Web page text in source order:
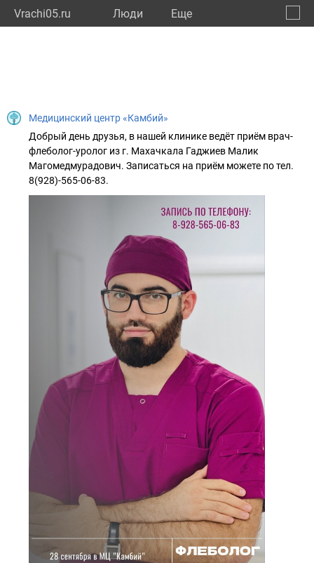
Vrachi05.ru Люди Eще
Медицинский центр «Камбий»
Добрый день друзья, в нашей клинике ведёт приём врач-
флеболог-уролог из г. Махачкала Гаджиев Малик
Магомедмурадович. Записаться на приём можете по тел.
8(928)-565-06-83.